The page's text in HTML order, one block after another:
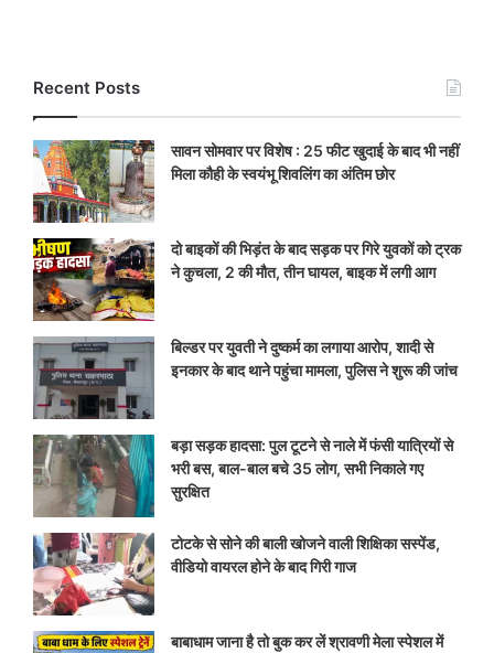
Recent Posts
सावन सोमवार पर विशेष : 25 फीट खुदाई के बाद भी नहीं
मिला कौही के स्वयंभू शिवलिंग का अंतिम छोर
दो बाइकों की भिड़ंत के बाद सड़क पर गिरे युवकों को ट्रक
ने कुचला, 2 की मौत, तीन घायल, बाइक में लगी आग
बिल्डर पर युवती ने दुष्कर्म का लगाया आरोप, शादी से
इनकार के बाद थाने पहुंचा मामला, पुलिस ने शुरू की जांच
बड़ा सड़क हादसा: पुल टूटने से नाले में फंसी यात्रियों से
भरी बस, बाल-बाल बचे 35 लोग, सभी निकाले गए
सुरक्षित
टोटके से सोने की बाली खोजने वाली शिक्षिका सस्पेंड,
वीडियो वायरल होने के बाद गिरी गाज
बाबाधाम जाना है तो बुक कर लें श्रावणी मेला स्पेशल में